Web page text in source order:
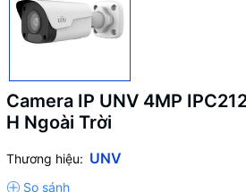
Camera IP UNV 4MP
H Ngoài Trời
Thương hiệu: UNV